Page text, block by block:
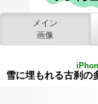
メイン
画像
雪に埋もれる古刹の